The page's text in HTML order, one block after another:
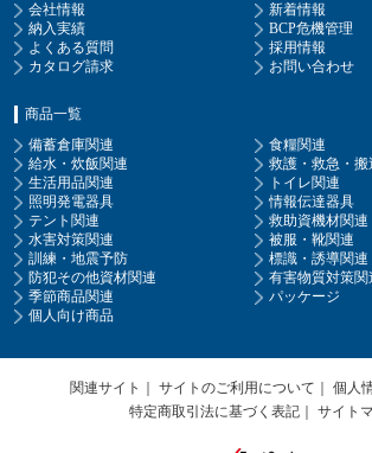
会社情報
新着情報
納入実績
BCP危機管理
よくある質問
採用情報
カタログ請求
お問い合わせ
商品一覧
備蓄倉庫関連
食糧関連
給水・炊飯関連
救護・救急・搬
生活用品関連
トイレ関連
照明発電器具
情報伝達器具
テント関連
救助資機材関連
水害対策関連
被服・靴関連
訓練・地震予防
標識・誘導関連
防犯その他資材関連
有害物質対策関
季節商品関連
パッケージ
個人向け商品
関連サイト サイトのご利用について
個人
特定商取引法に基づく表記
サイト